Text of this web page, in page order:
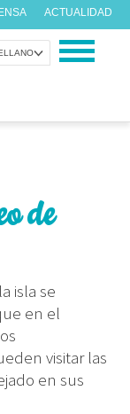
ACTUALIDAD
de
isla se
en el
visitar las
en sus